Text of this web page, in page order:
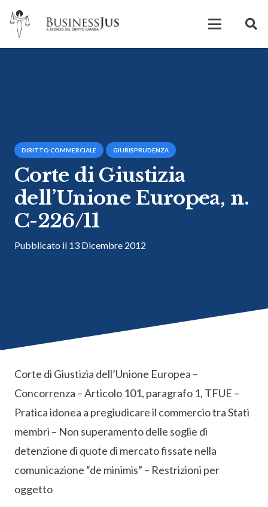
DIRITTO COMMERCIALE GIURISPRUDENZA
Corte di Giustizia
dell’Unione Europea, n.
C-226/11
Pubblicato il 13 Dicembre 2012
Corte di Giustizia dell’Unione Europea –
Concorrenza – Articolo 101, paragrafo 1, TFUE –
Pratica idonea a pregiudicare il commercio tra Stati
membri – Non superamento delle soglie di
detenzione di quote di mercato fissate nella
comunicazione “de minimis” – Restrizioni per
oggetto